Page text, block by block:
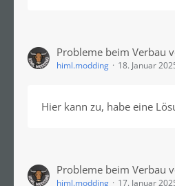
Probleme beim Verbau
himl.modding 18. Januar
Hier kann zu, habe eine
Probleme beim Verbau
himl.modding 17. Januar